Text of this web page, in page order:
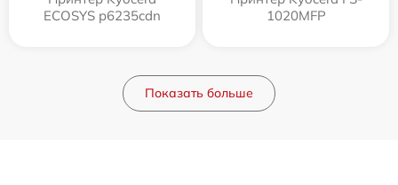
ECOSYS p6235cdn
1020MFP
Показать больше